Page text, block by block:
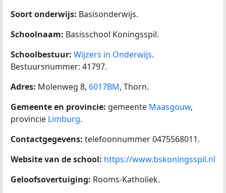
Soort onderwijs: Basisonderwijs.
Schoolnaam: Basisschool Koningsspil.
Schoolbestuur: Wijzers in Onderwijs.
Bestuursnummer: 41797.
Adres: Molenweg 8, 6017BM, Thorn.
Gemeente en provincie: gemeente Maasgouw,
provincie Limburg.
Contactgegevens: telefoonnummer 0475568011.
Website van de school: https://www.bskoningsspil.nl
Geloofsovertuiging: Rooms-Katholiek.